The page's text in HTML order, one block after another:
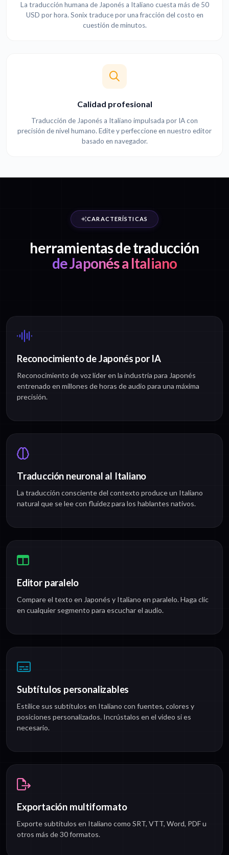
La traducción humana de Japonés a Italiano cuesta más de 50
USD por hora. Sonix traduce por una fracción del costo en
cuestión de minutos.
Calidad profesional
Traducción de Japonés a Italiano impulsada por IA con
precisión de nivel humano. Edite y perfeccione en nuestro editor
basado en navegador.
CARACTERÍSTICAS
herramientas de traducción
de Japonés a Italiano
Reconocimiento de Japonés por IA
Reconocimiento de voz líder en la industria para Japonés
entrenado en millones de horas de audio para una máxima
precisión.
Traducción neuronal al Italiano
La traducción consciente del contexto produce un Italiano
natural que se lee con fluidez para los hablantes nativos.
Editor paralelo
Compare el texto en Japonés y Italiano en paralelo. Haga clic
en cualquier segmento para escuchar el audio.
Subtítulos personalizables
Estilice sus subtítulos en Italiano con fuentes, colores y
posiciones personalizados. Incrústalos en el video si es
necesario.
Exportación multiformato
Exporte subtítulos en Italiano como SRT, VTT, Word, PDF u
otros más de 30 formatos.